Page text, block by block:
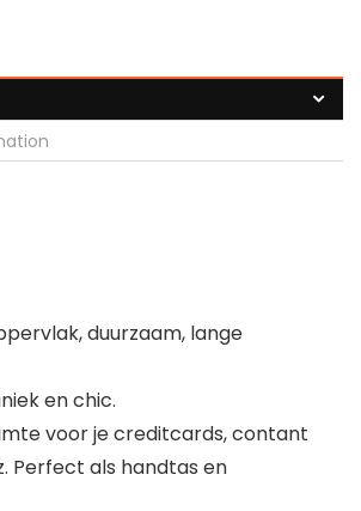
duurzaam, lange
en chic.
voor je creditcards, contant
Perfect als handtas en